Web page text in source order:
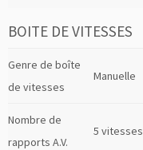
BOITE DE VITESSES
Genre de boîte
de vitesses
Manuelle
Nombre de
rapports A.V.
5 vitesses